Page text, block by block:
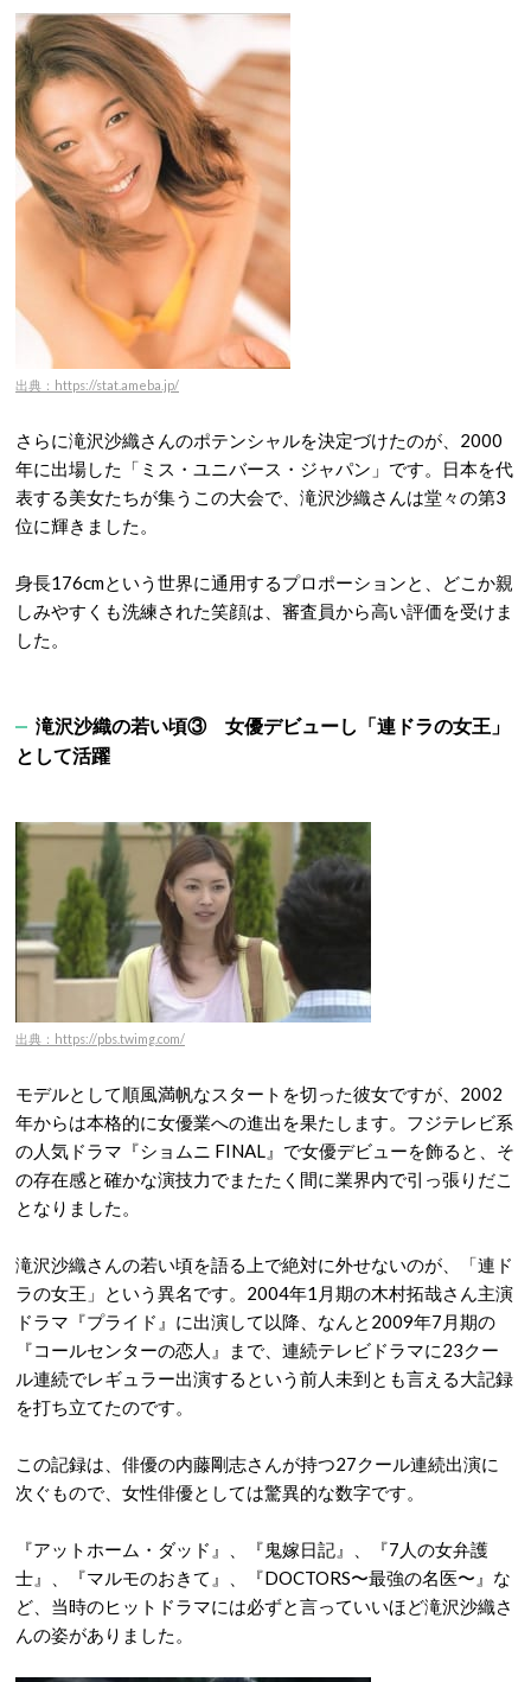
出典：https://stat.ameba.jp/
さらに滝沢沙織さんのポテンシャルを決定づけたのが、2000
年に出場した「ミス・ユニバース・ジャパン」です。日本を代
表する美女たちが集うこの大会で、滝沢沙織さんは堂々の第3
位に輝きました 。
身長176cmという世界に通用するプロポーションと、どこか親
しみやすくも洗練された笑顔は、審査員から高い評価を受けま
した。
滝沢沙織の若い頃③ 女優デビューし「連ドラの女王」
として活躍
出典：https://pbs.twimg.com/
モデルとして順風満帆なスタートを切った彼女ですが、2002
年からは本格的に女優業への進出を果たします。フジテレビ系
の人気ドラマ『ショムニ FINAL』で女優デビューを飾ると、そ
の存在感と確かな演技力でまたたく間に業界内で引っ張りだこ
となりました 。
滝沢沙織さんの若い頃を語る上で絶対に外せないのが、「連ド
ラの女王」という異名です。2004年1月期の木村拓哉さん主演
ドラマ『プライド』に出演して以降、なんと2009年7月期の
『コールセンターの恋人』まで、連続テレビドラマに23クー
ル連続でレギュラー出演するという前人未到とも言える大記録
を打ち立てたのです。
この記録は、俳優の内藤剛志さんが持つ27クール連続出演に
次ぐもので、女性俳優としては驚異的な数字です。
『アットホーム・ダッド』、『鬼嫁日記』、『7人の女弁護
士』、『マルモのおきて』、『DOCTORS〜最強の名医〜』な
ど、当時のヒットドラマには必ずと言っていいほど滝沢沙織さ
んの姿がありました 。